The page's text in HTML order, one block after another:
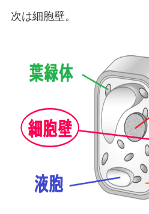
次は細胞壁。